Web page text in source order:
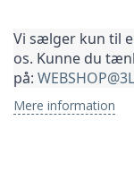
Vi sælger kun til
os. Kunne du
på:
Mere information